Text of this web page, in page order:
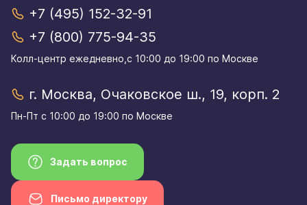
+7 (495) 152-32-91
+7 (800) 775-94-35
Колл-центр eжедневно,с 10:00 до 19:00 по Москве
г. Москва, Очаковское ш., 19, корп. 2
Пн-Пт с 10:00 до 19:00 по Москве
Задать вопрос
Письмо директору